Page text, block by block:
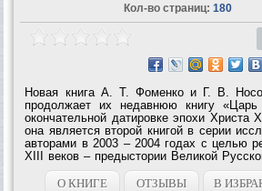
Кол-во страниц: 180
Новая книга А. Т. Фоменко и Г. В.
продолжает их недавнюю книгу
окончательной датировке эпохи
она является второй книгой в серии
авторами в 2003 – 2004 годах с целью
XIII веков – предыстории Великой
XIV – XVI веков. Содержание книги
НОВОЙ ХРОНОЛОГИИ,...
О КНИГЕ ОТЗЫВЫ В